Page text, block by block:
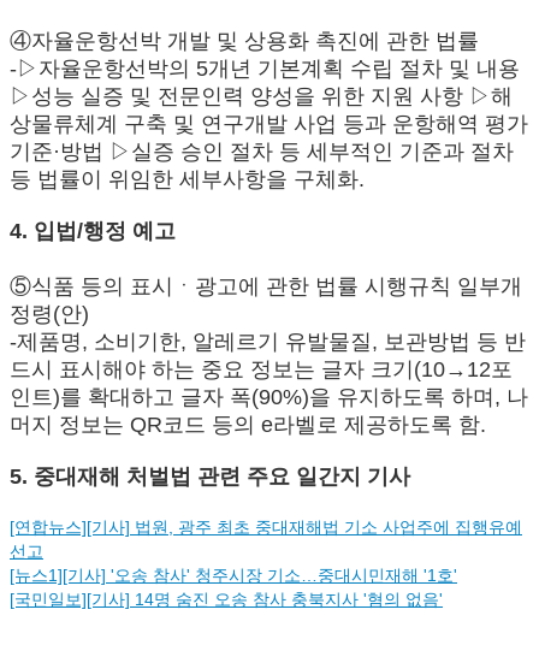
④자율운항선박 개발 및 상용화 촉진에 관한 법률
-▷자율운항선박의 5개년 기본계획 수립 절차 및 내용
▷성능 실증 및 전문인력 양성을 위한 지원 사항 ▷해
상물류체계 구축 및 연구개발 사업 등과 운항해역 평가
기준·방법 ▷실증 승인 절차 등 세부적인 기준과 절차
등 법률이 위임한 세부사항을 구체화.
4. 입법/행정 예고
⑤식품 등의 표시ㆍ광고에 관한 법률 시행규칙 일부개
정령(안)
-제품명, 소비기한, 알레르기 유발물질, 보관방법 등 반
드시 표시해야 하는 중요 정보는 글자 크기(10→12포
인트)를 확대하고 글자 폭(90%)을 유지하도록 하며, 나
머지 정보는 QR코드 등의 e라벨로 제공하도록 함.
5. 중대재해 처벌법 관련 주요 일간지 기사
[연합뉴스][기사] 법원, 광주 최초 중대재해법 기소 사업주에 집행유예
선고
[뉴스1][기사] '오송 참사' 청주시장 기소…중대시민재해 '1호'
[국민일보][기사] 14명 숨진 오송 참사 충북지사 '혐의 없음'